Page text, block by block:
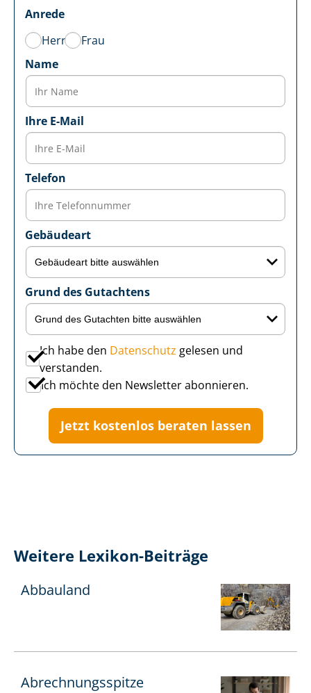
Anrede
Herr
Frau
Name
Ihre E-Mail
Telefon
Gebäudeart
Grund des Gutachtens
Ich habe den Datenschutz gelesen und
verstanden.
Ich möchte den Newsletter abonnieren.
Jetzt kostenlos beraten lassen
Weitere Lexikon-Beiträge
Abbauland
Ab­rech­nungs­spit­ze